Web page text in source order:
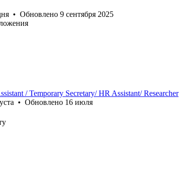
• Обновлено 9 сентября 2025
/ Temporary Secretary/ HR Assistant/ Researcher
• Обновлено 16 июля